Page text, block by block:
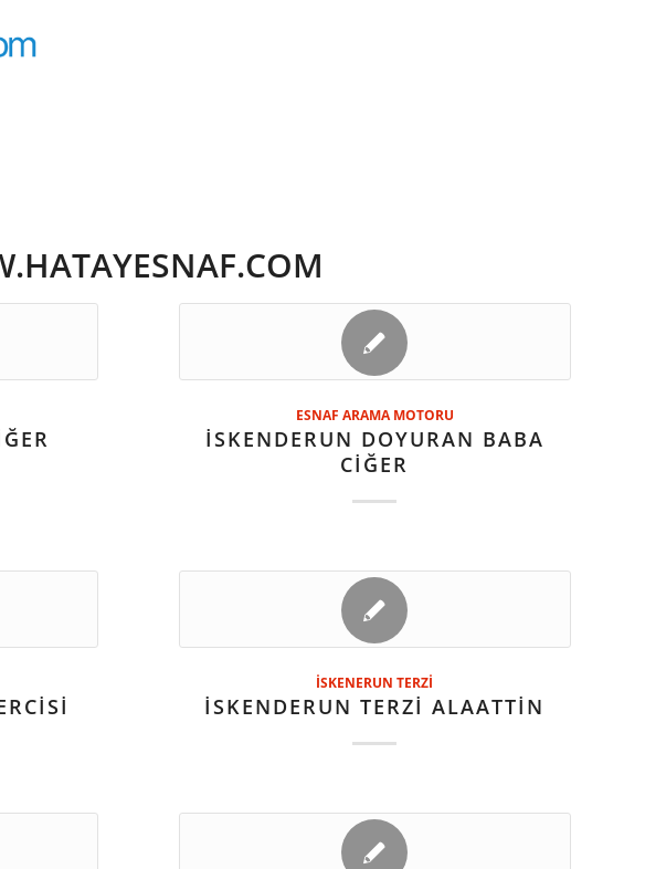
ESNAF ARAMA MOTORU
İSKENDERUN DOYURAN BABA
CİĞER
İSKENERUN TERZİ
İSKENDERUN TERZİ ALAATTİN